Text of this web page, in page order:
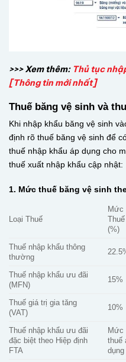
>>> Xem thêm: Thủ tục
[Thông tin mới nhất]
Thuế băng vệ sinh và
Khi nhập khẩu băng vệ sinh
định rõ thuế băng vệ sinh để
thuế nhập khẩu áp dụng cho
thuế xuất nhập khẩu cập nhật:
1. Mức thuế băng vệ sinh
Loại Thuế
Mức
Thuế
(%)
Thuế nhập khẩu thông
thường
Thuế nhập khẩu ưu đãi
(MFN)
15%
Thuế giá trị gia tăng
(VAT)
10%
Thuế nhập khẩu ưu đãi
đặc biệt theo Hiệp định
FTA
Mức
thuế
dụng